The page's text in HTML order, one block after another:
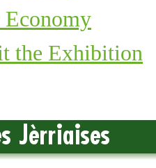
Economy
the Exhibition